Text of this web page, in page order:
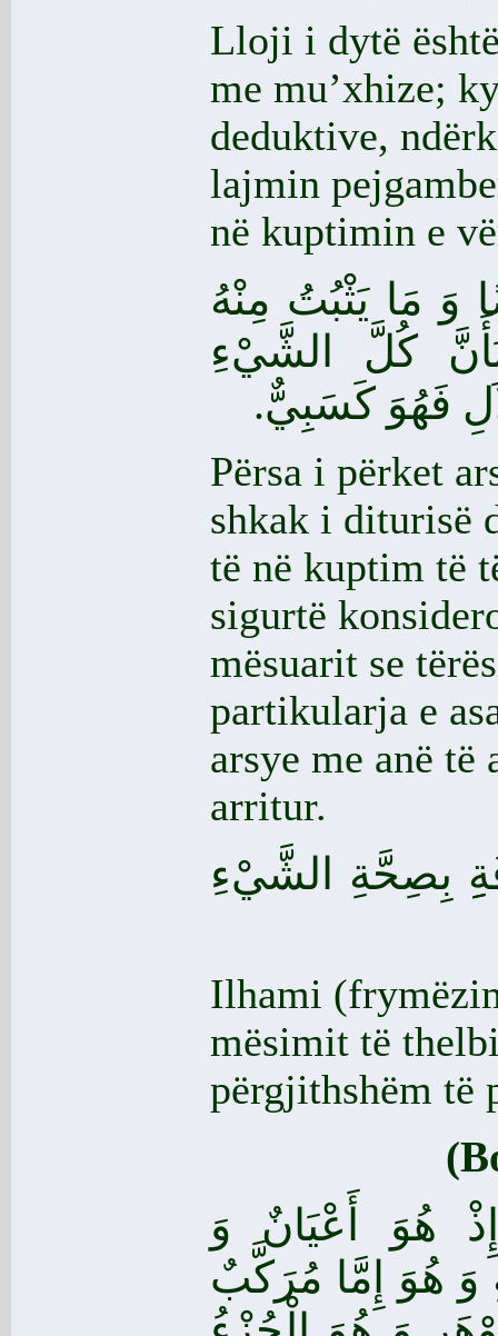
Lloji i dytë
me mu’xhize;
deduktive,
lajmin
në kuptimin e
وَ مَا يَثْبُتُ مِنْهُ
كُلَّ الشَّيْءِ
فَهُوَ كَسَبِيٌّ.
Përsa i përket
shkak i diturisë
të në kuptim të
sigurtë
mësuarit se
partikularja e
arsye me anë të
arritur.
بِصِحَّةِ الشَّيْءِ
Ilhami
mësimit të
përgjithshëm të
هُوَ أَعْيَانٌ وَ
وَ هُوَ إِمَّا مُرَكَّبٌ